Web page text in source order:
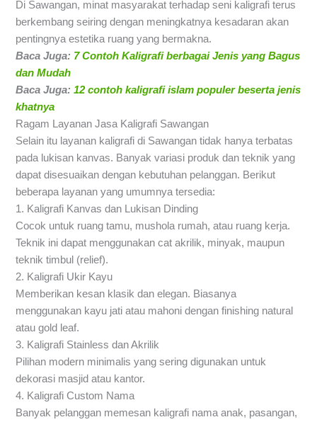
Di Sawangan, minat masyarakat terhadap seni kaligrafi terus
berkembang seiring dengan meningkatnya kesadaran akan
pentingnya estetika ruang yang bermakna.
Baca Juga: 7 Contoh Kaligrafi berbagai Jenis yang Bagus
dan Mudah
Baca Juga:12 contoh kaligrafi islam populer beserta jenis
khatnya
Ragam Layanan Jasa Kaligrafi Sawangan
Selain itu layanan kaligrafi di Sawangan tidak hanya terbatas
pada lukisan kanvas. Banyak variasi produk dan teknik yang
dapat disesuaikan dengan kebutuhan pelanggan. Berikut
beberapa layanan yang umumnya tersedia:
1. Kaligrafi Kanvas dan Lukisan Dinding
Cocok untuk ruang tamu, mushola rumah, atau ruang kerja.
Teknik ini dapat menggunakan cat akrilik, minyak, maupun
teknik timbul (relief).
2. Kaligrafi Ukir Kayu
Memberikan kesan klasik dan elegan. Biasanya
menggunakan kayu jati atau mahoni dengan finishing natural
atau gold leaf.
3. Kaligrafi Stainless dan Akrilik
Pilihan modern minimalis yang sering digunakan untuk
dekorasi masjid atau kantor.
4. Kaligrafi Custom Nama
Banyak pelanggan memesan kaligrafi nama anak, pasangan,